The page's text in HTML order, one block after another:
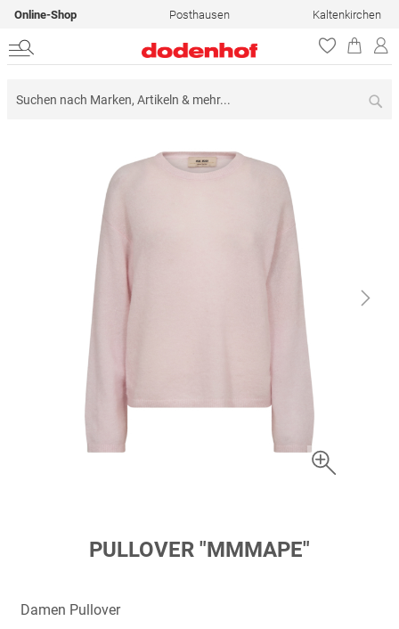
Online-Shop Posthausen Kaltenkirchen
springen
PULLOVER "MMMAPE"
Damen Pullover